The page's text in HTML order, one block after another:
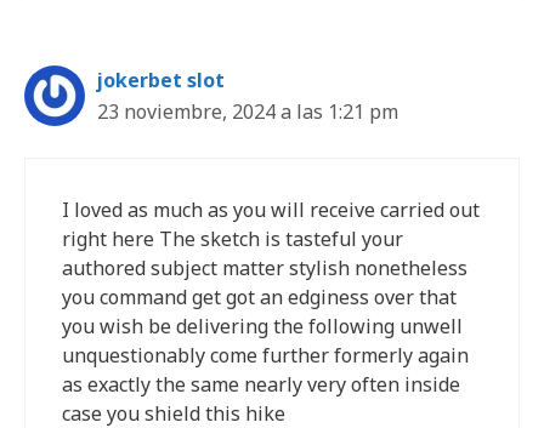
jokerbet slot
23 noviembre, 2024 a las 1:21 pm
I loved as much as you will receive carried out
right here The sketch is tasteful your
authored subject matter stylish nonetheless
you command get got an edginess over that
you wish be delivering the following unwell
unquestionably come further formerly again
as exactly the same nearly very often inside
case you shield this hike